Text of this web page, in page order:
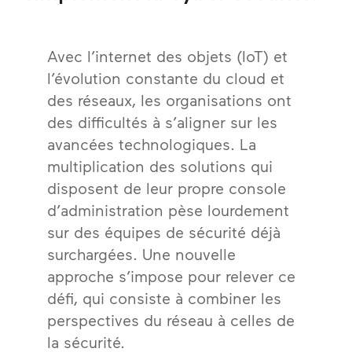
Avec l’internet des objets (IoT) et
l’évolution constante du cloud et
des réseaux, les organisations ont
des difficultés à s’aligner sur les
avancées technologiques. La
multiplication des solutions qui
disposent de leur propre console
d’administration pèse lourdement
sur des équipes de sécurité déjà
surchargées. Une nouvelle
approche s’impose pour relever ce
défi, qui consiste à combiner les
perspectives du réseau à celles de
la sécurité.